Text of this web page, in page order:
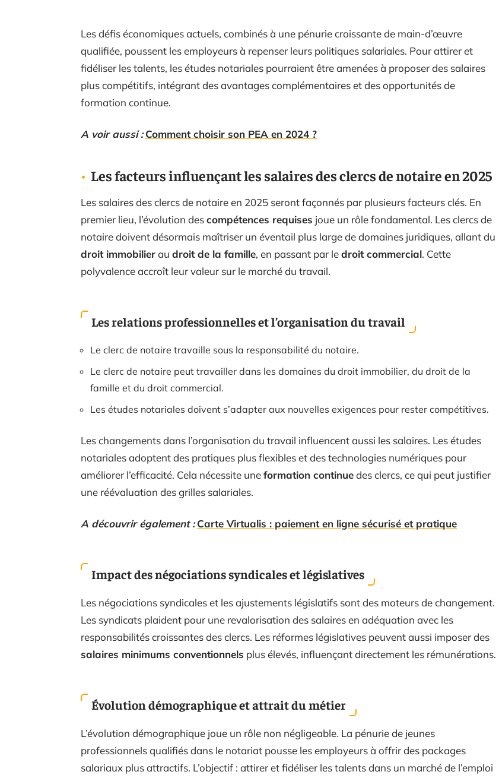
Les défis économiques actuels, combinés à une pénurie croissante de main-d’œuvre
qualifiée, poussent les employeurs à repenser leurs politiques salariales. Pour attirer et
fidéliser les talents, les études notariales pourraient être amenées à proposer des salaires
plus compétitifs, intégrant des avantages complémentaires et des opportunités de
formation continue.
A voir aussi : Comment choisir son PEA en 2024 ?
Les facteurs influençant les salaires des clercs de notaire en 2025
Les salaires des clercs de notaire en 2025 seront façonnés par plusieurs facteurs clés. En
premier lieu, l’évolution descompétences requises joue un rôle fondamental. Les clercs de
notaire doivent désormais maîtriser un éventail plus large de domaines juridiques, allant du
droit immobilierau droit de la famille, en passant par ledroit commercial. Cette
polyvalence accroît leur valeur sur le marché du travail.
Les relations professionnelles et l’organisation du travail
Le clerc de notaire travaille sous la responsabilité du notaire.
Le clerc de notaire peut travailler dans les domaines du droit immobilier, du droit de la
famille et du droit commercial.
Les études notariales doivent s’adapter aux nouvelles exigences pour rester compétitives.
Les changements dans l’organisation du travail influencent aussi les salaires. Les études
notariales adoptent des pratiques plus flexibles et des technologies numériques pour
améliorer l’efficacité. Cela nécessite uneformation continuedes clercs, ce qui peut justifier
une réévaluation des grilles salariales.
A découvrir également : Carte Virtualis : paiement en ligne sécurisé et pratique
Impact des négociations syndicales et législatives
Les négociations syndicales et les ajustements législatifs sont des moteurs de changement.
Les syndicats plaident pour une revalorisation des salaires en adéquation avec les
responsabilités croissantes des clercs. Les réformes législatives peuvent aussi imposer des
salaires minimums conventionnels plus élevés, influençant directement les rémunérations.
Évolution démographique et attrait du métier
L’évolution démographique joue un rôle non négligeable. La pénurie de jeunes
professionnels qualifiés dans le notariat pousse les employeurs à offrir des packages
salariaux plus attractifs. L’objectif : attirer et fidéliser les talents dans un marché de l’emploi